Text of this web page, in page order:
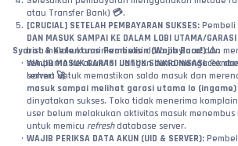
atau Transfer Bank) 💳.
[CRUCIAL] SETELAH PEMBAYARAN SUKSES: Pembeli
DAN MASUK SAMPAI KE DALAM LOBI UTAMA/
bisa melakukan sinkronisasi data payload dan
sempurna ke akun lo! Jangan cuma mengecek
server! 🚀
Syarat & Ketentuan Pembelian (Wajib Baca!) ⚠️:
WAJIB MASUK GARASI UNTUK SINKRONISASI:
bahwa untuk memastikan saldo masuk dan
masuk sampai melihat garasi utama lo (ingame)
dinyatakan sukses. Toko tidak menerima
user belum melakukan aktivitas masuk
untuk memicu refresh database server.
WAJIB PERIKSA DATA AKUN (UID & SERVER):